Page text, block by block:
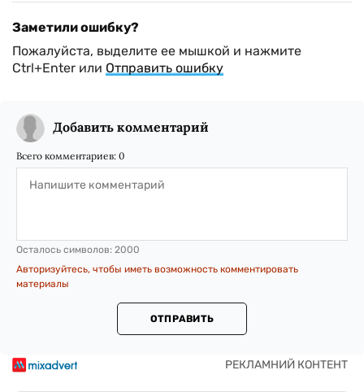
Заметили ошибку?
Пожалуйста, выделите ее мышкой и нажмите
Ctrl+Enter или Отправить ошибку
Добавить комментарий
Всего комментариев: 0
Осталось символов: 2000
Авторизуйтесь, чтобы иметь возможность комментировать
материалы
ОТПРАВИТЬ